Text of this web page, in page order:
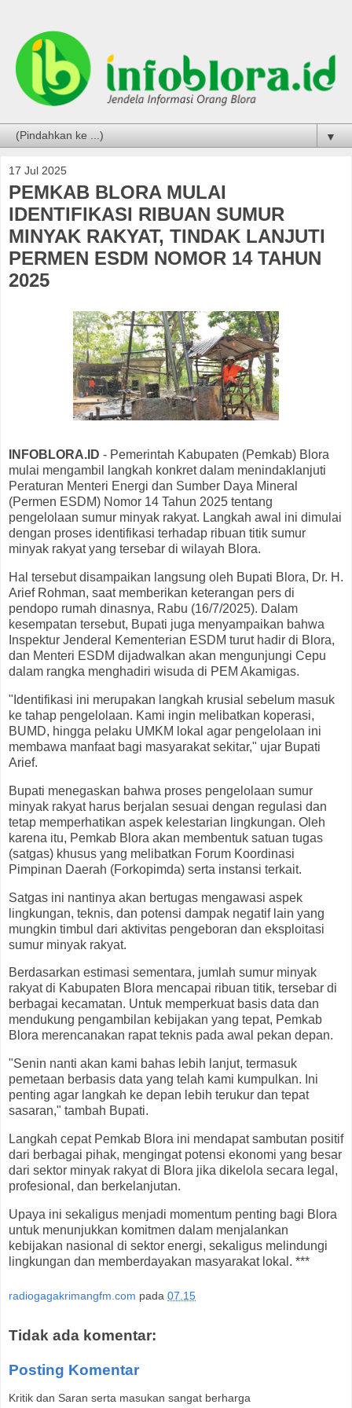
▼
17 Jul 2025
PEMKAB BLORA MULAI
IDENTIFIKASI RIBUAN SUMUR
MINYAK RAKYAT, TINDAK LANJUTI
PERMEN ESDM NOMOR 14 TAHUN
2025
INFOBLORA.ID - Pemerintah Kabupaten (Pemkab) Blora
mulai mengambil langkah konkret dalam menindaklanjuti
Peraturan Menteri Energi dan Sumber Daya Mineral
(Permen ESDM) Nomor 14 Tahun 2025 tentang
pengelolaan sumur minyak rakyat. Langkah awal ini dimulai
dengan proses identifikasi terhadap ribuan titik sumur
minyak rakyat yang tersebar di wilayah Blora.
Hal tersebut disampaikan langsung oleh Bupati Blora, Dr. H.
Arief Rohman, saat memberikan keterangan pers di
pendopo rumah dinasnya, Rabu (16/7/2025). Dalam
kesempatan tersebut, Bupati juga menyampaikan bahwa
Inspektur Jenderal Kementerian ESDM turut hadir di Blora,
dan Menteri ESDM dijadwalkan akan mengunjungi Cepu
dalam rangka menghadiri wisuda di PEM Akamigas.
"Identifikasi ini merupakan langkah krusial sebelum masuk
ke tahap pengelolaan. Kami ingin melibatkan koperasi,
BUMD, hingga pelaku UMKM lokal agar pengelolaan ini
membawa manfaat bagi masyarakat sekitar," ujar Bupati
Arief.
Bupati menegaskan bahwa proses pengelolaan sumur
minyak rakyat harus berjalan sesuai dengan regulasi dan
tetap memperhatikan aspek kelestarian lingkungan. Oleh
karena itu, Pemkab Blora akan membentuk satuan tugas
(satgas) khusus yang melibatkan Forum Koordinasi
Pimpinan Daerah (Forkopimda) serta instansi terkait.
Satgas ini nantinya akan bertugas mengawasi aspek
lingkungan, teknis, dan potensi dampak negatif lain yang
mungkin timbul dari aktivitas pengeboran dan eksploitasi
sumur minyak rakyat.
Berdasarkan estimasi sementara, jumlah sumur minyak
rakyat di Kabupaten Blora mencapai ribuan titik, tersebar di
berbagai kecamatan. Untuk memperkuat basis data dan
mendukung pengambilan kebijakan yang tepat, Pemkab
Blora merencanakan rapat teknis pada awal pekan depan.
"Senin nanti akan kami bahas lebih lanjut, termasuk
pemetaan berbasis data yang telah kami kumpulkan. Ini
penting agar langkah ke depan lebih terukur dan tepat
sasaran," tambah Bupati.
Langkah cepat Pemkab Blora ini mendapat sambutan positif
dari berbagai pihak, mengingat potensi ekonomi yang besar
dari sektor minyak rakyat di Blora jika dikelola secara legal,
profesional, dan berkelanjutan.
Upaya ini sekaligus menjadi momentum penting bagi Blora
untuk menunjukkan komitmen dalam menjalankan
kebijakan nasional di sektor energi, sekaligus melindungi
lingkungan dan memberdayakan masyarakat lokal. ***
radiogagakrimangfm.com pada 07.15
Tidak ada komentar:
Posting Komentar
Kritik dan Saran serta masukan sangat berharga